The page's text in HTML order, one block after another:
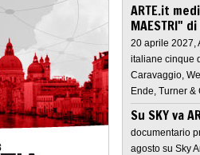
ARTE.it
MAESTRI" di
20 aprile 2027,
italiane cinque
Caravaggio,
Ende, Turner &
Su SKY va
documentario
agosto su Sky